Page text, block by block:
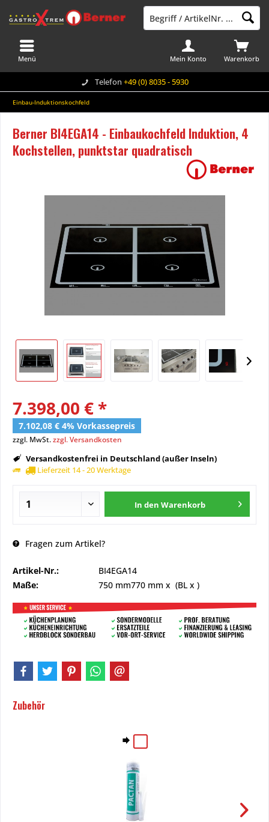
Telefon +49 (0) 8035 - 5930
Warenkorb
Mein Konto
Menü
Einbau-Induktionskochfeld
Berner BI4EGA14 - Einbaukochfeld Induktion, 4
Kochstellen, punktstar quadratisch
7.398,00 € *
7.102,08 € 4% Vorkassepreis
zzgl. MwSt.zzgl. Versandkosten
Versandkostenfrei in Deutschland (außer Inseln)
Lieferzeit 14 - 20 Werktage
In den Warenkorb
Fragen zum Artikel?
Artikel-Nr.:
BI4EGA14
Maße:
750 mm770 mm x (BL x )
Zubehör